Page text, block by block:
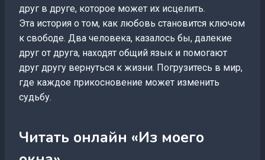
друг в друге, которое может их исцелить.
Эта история о том, как любовь становится ключом
к свободе. Два человека, казалось бы, далекие
друг от друга, находят общий язык и помогают
друг другу вернуться к жизни. Погрузитесь в мир,
где каждое прикосновение может изменить
судьбу.
Читать онлайн «Из моего